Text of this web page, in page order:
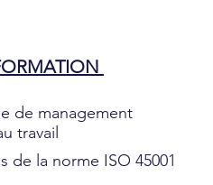
de management
travail
de la norme ISO 45001